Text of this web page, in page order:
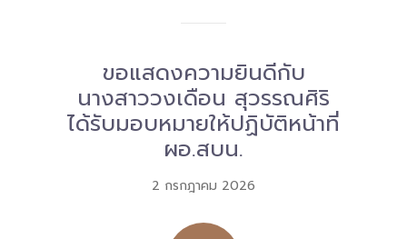
-- รายงานผล กขศ.สพท.
-- เอกสารเผยแพร่
-- รู้จัก พื้นที่นวัตกรรมการศึกษา
-- คณะกรรมการนโยบายพื้นที่นวัตกรรมการศึกษา
ขอแสดงความยินดีกับ
นางสาววงเดือน สุวรรณศิริ
ได้รับมอบหมายให้ปฏิบัติหน้าที่
ผอ.สบน.
2 กรกฎาคม 2026